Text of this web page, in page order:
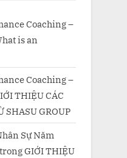
Coaching –
is an
Coaching –
THIỆU CÁC
SHASU GROUP
Sự Năm
trongGIỚI THIỆU